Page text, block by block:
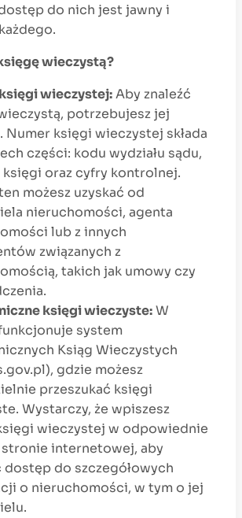
do nich jest jawny i
wieczystą?
wieczystej:Aby znaleźć
potrzebujesz jej
Numer księgi wieczystej składa
części: kodu wydziału sądu,
księgi oraz cyfry kontrolnej.
możesz uzyskać od
nieruchomości, agenta
lub z innych
związanych z
takich jak umowy czy
księgi wieczyste:W
system
Ksiąg Wieczystych
gdzie możesz
przeszukać księgi
Wystarczy, że wpiszesz
wieczystej w odpowiednie
stronie internetowej, aby
dostęp do szczegółowych
o nieruchomości, w tym o jej